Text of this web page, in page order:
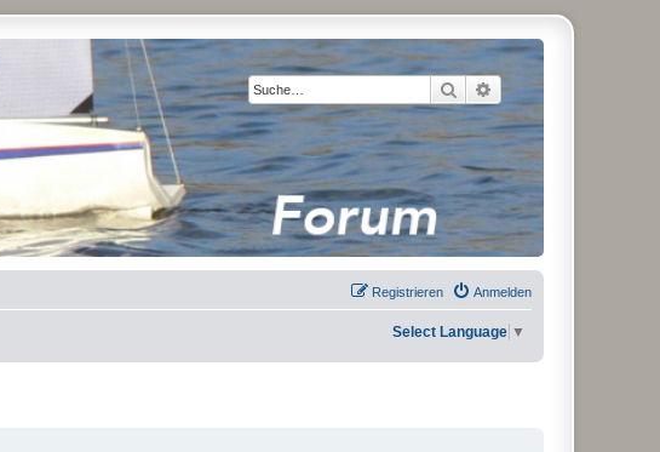
Suche Erweiterte Suche
Anmelden
Registrieren
Select Language ▼